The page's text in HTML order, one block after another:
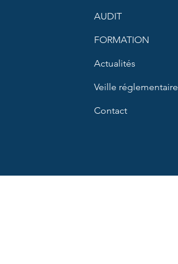
AUDIT
FORMATION
Actualités
Veille réglementaire
Contact